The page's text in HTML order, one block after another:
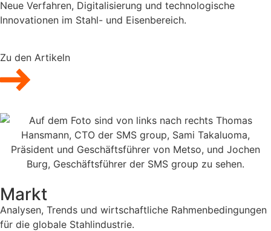
Neue Verfahren, Digitalisierung und technologische
Innovationen im Stahl- und Eisenbereich.
Zu den Artikeln
Markt
Analysen, Trends und wirtschaftliche Rahmenbedingungen
für die globale Stahlindustrie.